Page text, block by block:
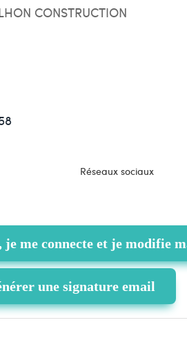
CONSTRUCTION
Réseaux sociaux
je me connecte et je modifie
une signature email